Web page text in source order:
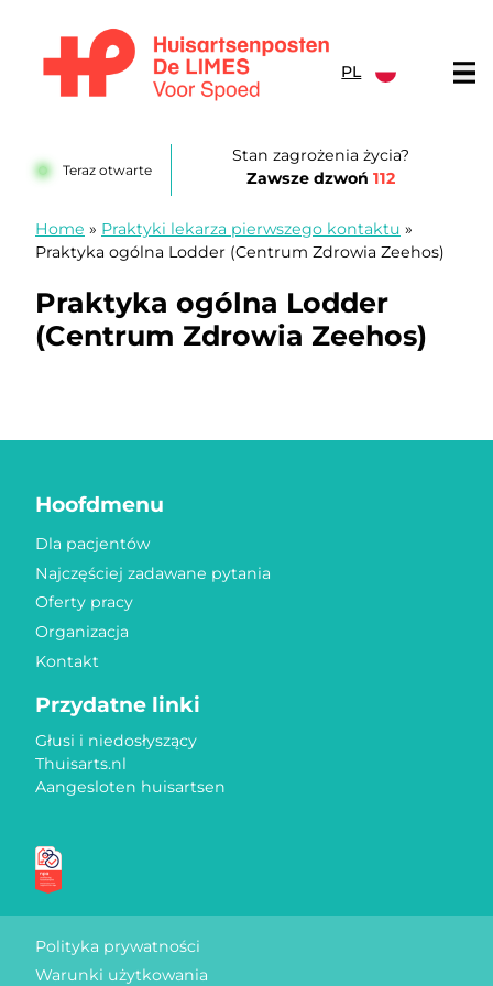
PL
Teraz otwarte
Stan zagrożenia życia?
Zawsze dzwoń 112
Home » Praktyki lekarza pierwszego kontaktu »
Praktyka ogólna Lodder (Centrum Zdrowia Zeehos)
Praktyka ogólna Lodder
(Centrum Zdrowia Zeehos)
Hoofdmenu
Dla pacjentów
Najczęściej zadawane pytania
Oferty pracy
Organizacja
Kontakt
Przydatne linki
Głusi i niedosłyszący
Thuisarts.nl
Aangesloten huisartsen
Polityka prywatności
Warunki użytkowania